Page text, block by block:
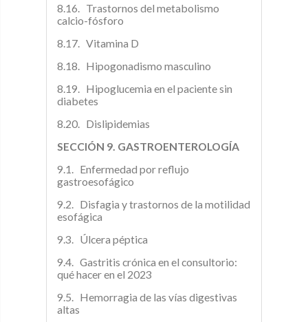
8.16. Trastornos del metabolismo
calcio-fósforo
8.17. Vitamina D
8.18. Hipogonadismo masculino
8.19. Hipoglucemia en el paciente sin
diabetes
8.20. Dislipidemias
SECCIÓN 9. GASTROENTEROLOGÍA
9.1. Enfermedad por reflujo
gastroesofágico
9.2. Disfagia y trastornos de la motilidad
esofágica
9.3. Úlcera péptica
9.4. Gastritis crónica en el consultorio:
qué hacer en el 2023
9.5. Hemorragia de las vías digestivas
altas